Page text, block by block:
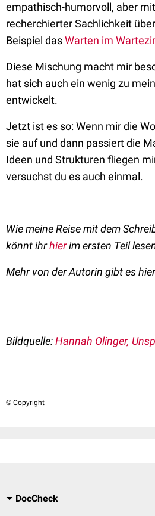
empathisch-humorvoll, aber
recherchierter Sachlichkeit
Beispiel dasWarten im
Diese Mischung macht mir
hat sich auch ein wenig zu
entwickelt.
Jetzt ist es so: Wenn mir die
sie auf und dann passiert die
Ideen und Strukturen fliegen
versuchst du es auch einmal.
Wie meine Reise mit dem
könnt ihrhierim ersten Teil
Mehr von der Autorin gibt es
Bildquelle:Hannah Olinger,
© Copyright
DocCheck